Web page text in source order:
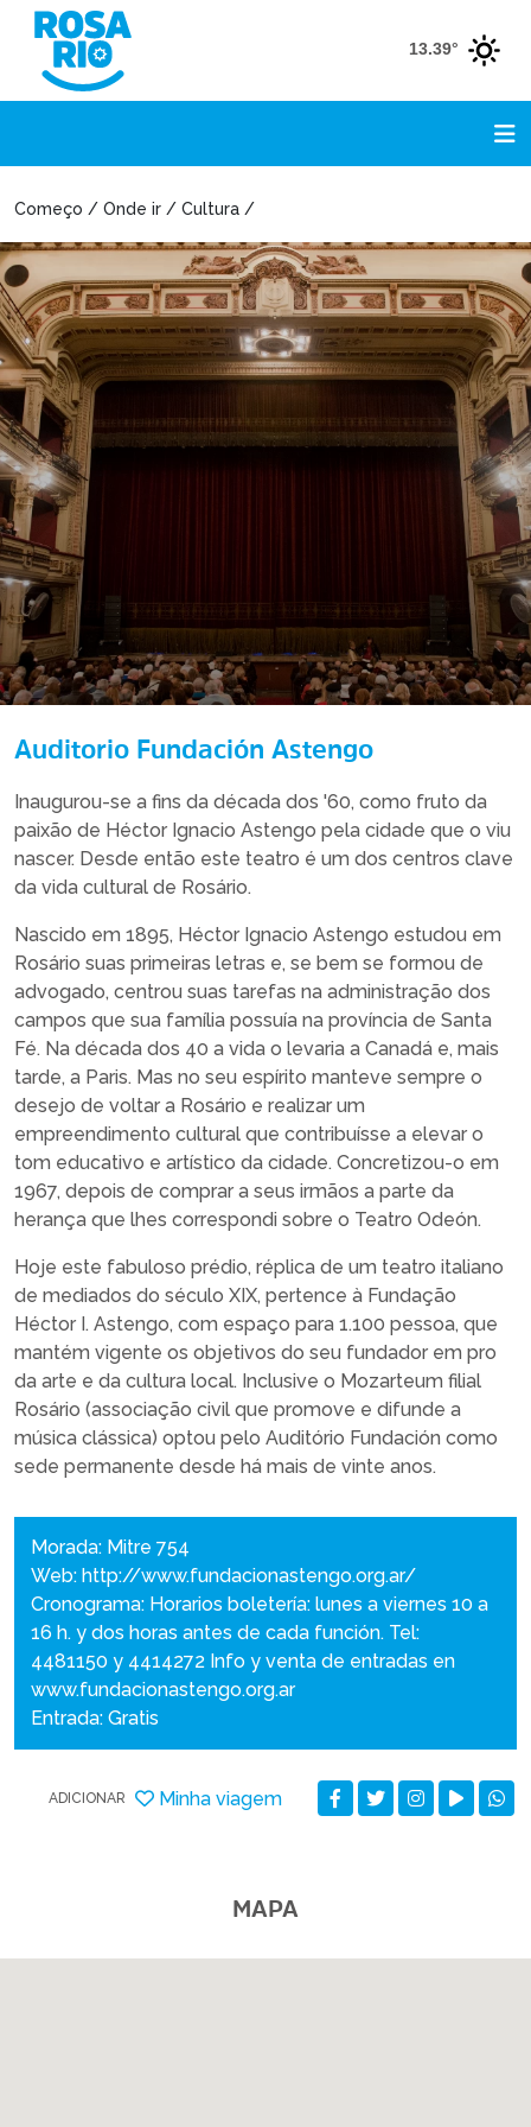
13.39°
Começo / Onde ir / Cultura /
Auditorio Fundación Astengo
Inaugurou-se a fins da década dos '60, como fruto da
paixão de Héctor Ignacio Astengo pela cidade que o viu
nascer. Desde então este teatro é um dos centros clave
da vida cultural de Rosário.
Nascido em 1895, Héctor Ignacio Astengo estudou em
Rosário suas primeiras letras e, se bem se formou de
advogado, centrou suas tarefas na administração dos
campos que sua família possuía na província de Santa
Fé. Na década dos 40 a vida o levaria a Canadá e, mais
tarde, a Paris. Mas no seu espírito manteve sempre o
desejo de voltar a Rosário e realizar um
empreendimento cultural que contribuísse a elevar o
tom educativo e artístico da cidade. Concretizou-o em
1967, depois de comprar a seus irmãos a parte da
herança que lhes correspondi sobre o Teatro Odeón.
Hoje este fabuloso prédio, réplica de um teatro italiano
de mediados do século XIX, pertence à Fundação
Héctor I. Astengo, com espaço para 1.100 pessoa, que
mantém vigente os objetivos do seu fundador em pro
da arte e da cultura local. Inclusive o Mozarteum filial
Rosário (associação civil que promove e difunde a
música clássica) optou pelo Auditório Fundación como
sede permanente desde há mais de vinte anos.
Morada: Mitre 754
Web: http://www.fundacionastengo.org.ar/
Cronograma: Horarios boletería: lunes a viernes 10 a
16 h. y dos horas antes de cada función. Tel:
4481150 y 4414272 Info y venta de entradas en
www.fundacionastengo.org.ar
Entrada: Gratis
ADICIONAR Minha viagem
MAPA